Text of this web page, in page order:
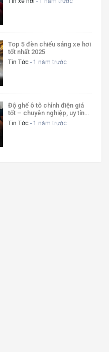
Top 5 đèn chiếu sáng xe hơi
tốt nhất 2025
Tin Tức - 1 năm trước
Độ ghế ô tô chỉnh điện giá
tốt – chuyên nghiệp, uy tín
2025
Tin Tức - 1 năm trước